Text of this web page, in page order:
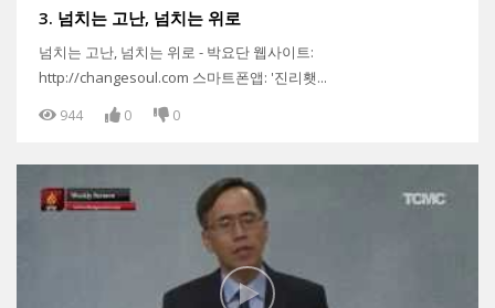
3. 넘치는 고난, 넘치는 위로
넘치는 고난, 넘치는 위로 - 박요단 웹사이트:
http://changesoul.com 스마트폰앱: '진리횃...
944 0 0